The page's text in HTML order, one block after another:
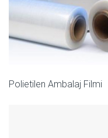
Polietilen Ambalaj Filmi